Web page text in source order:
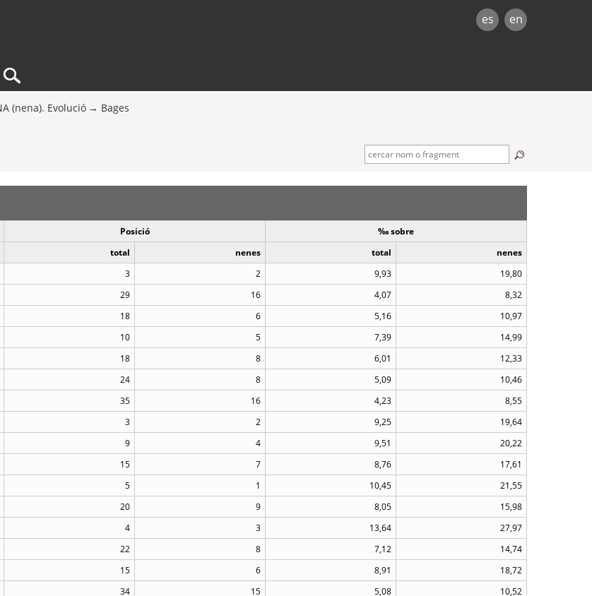
es en
(nena). Evolució Bages
Posició
‰ sobre
total nenes total
nenes
3 2 9,93
19,80
29 16 4,07
8,32
18 6 5,16
10,97
10 5 7,39
14,99
18 8 6,01
12,33
24 8 5,09
10,46
35 16 4,23
8,55
3 2 9,25
19,64
9 4 9,51
20,22
15 7 8,76
17,61
5 1 10,45
21,55
20 9 8,05
15,98
4 3 13,64
27,97
22 8 7,12
14,74
15 6 8,91
18,72
34 15 5,08
10,52